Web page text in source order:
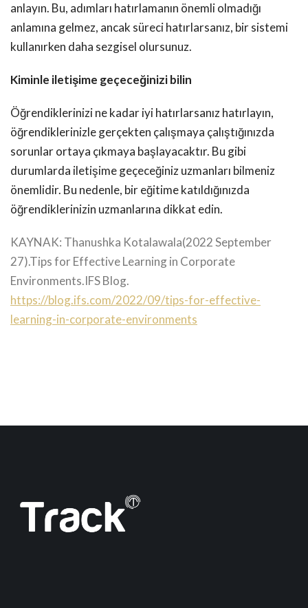
anlayın. Bu, adımları hatırlamanın önemli olmadığı
anlamına gelmez, ancak süreci hatırlarsanız, bir sistemi
kullanırken daha sezgisel olursunuz.
Kiminle iletişime geçeceğinizi bilin
Öğrendiklerinizi ne kadar iyi hatırlarsanız hatırlayın,
öğrendiklerinizle gerçekten çalışmaya çalıştığınızda
sorunlar ortaya çıkmaya başlayacaktır. Bu gibi
durumlarda iletişime geçeceğiniz uzmanları bilmeniz
önemlidir. Bu nedenle, bir eğitime katıldığınızda
öğrendiklerinizin uzmanlarına dikkat edin.
KAYNAK: Thanushka Kotalawala(2022 September
27).Tips for Effective Learning in Corporate
Environments.IFS Blog.
https://blog.ifs.com/2022/09/tips-for-effective-
learning-in-corporate-environments